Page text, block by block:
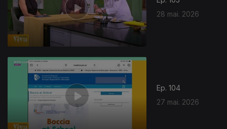
28 mai. 2026
Ep. 104
27 mai. 2026